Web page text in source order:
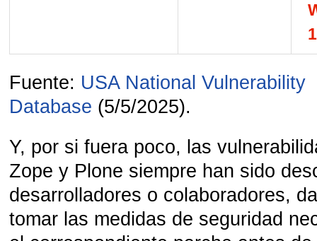
Fuente: USA National Vulnerability
Database (5/5/2025).
Y, por si fuera poco, las
Zope y Plone siempre han sido
desarrolladores o colaboradores,
tomar las medidas de seguridad